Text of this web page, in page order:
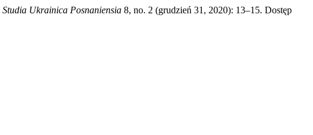
Studia Ukrainica Posnaniensia 8, no. 2 (grudzień 31, 2020): 13–15. Dostęp